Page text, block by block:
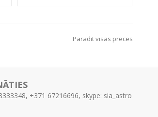
Parādīt visas preces
+371 67216696, skype: sia_astro